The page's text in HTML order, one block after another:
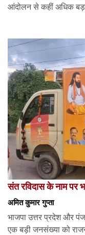
आंदोलन से कहीं अधिक
संत रविदास के नाम पर
अमित कुमार गुप्ता
भाजपा उत्तर प्रदेश और
एक बड़ी जनसंख्या को